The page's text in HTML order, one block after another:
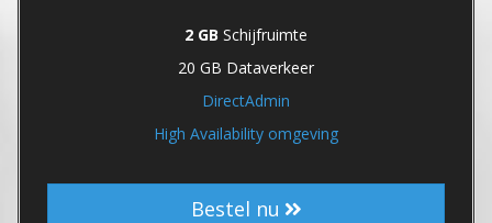
2 GB Schijfruimte
20 GB Dataverkeer
DirectAdmin
High Availability omgeving
Bestel nu